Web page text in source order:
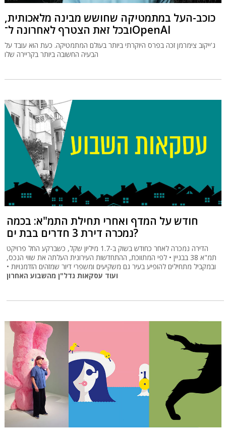
כוכב-העל במתמטיקה שחושש מבינה מלאכותית,
ובכל זאת הצטרף לאחרונה ל־OpenAI
ג'ייקוב צימרמן זכה בפרס היוקרתי ביותר בעולם המתמטיקה. כעת הוא עובד על
הבעיה החשובה ביותר בקריירה שלו
חודש על המדף ואחרי תחילת התמ"א: בכמה
נמכרה דירת 3 חדרים בבת ים?
הדירה נמכרה לאחר כחודש בשוק ב-1.7 מיליון שקל, כשברקע החל פרויקט
תמ"א 38 בבניין • לפי המתווכת, ההתחדשות העירונית העלתה את שווי הנכס,
ובמקביל מתחילים להופיע בעיר גם משקיעים ומשפרי דיור שמזהים הזדמנויות •